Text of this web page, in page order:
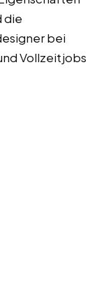
die
bei
Vollzeitjobs